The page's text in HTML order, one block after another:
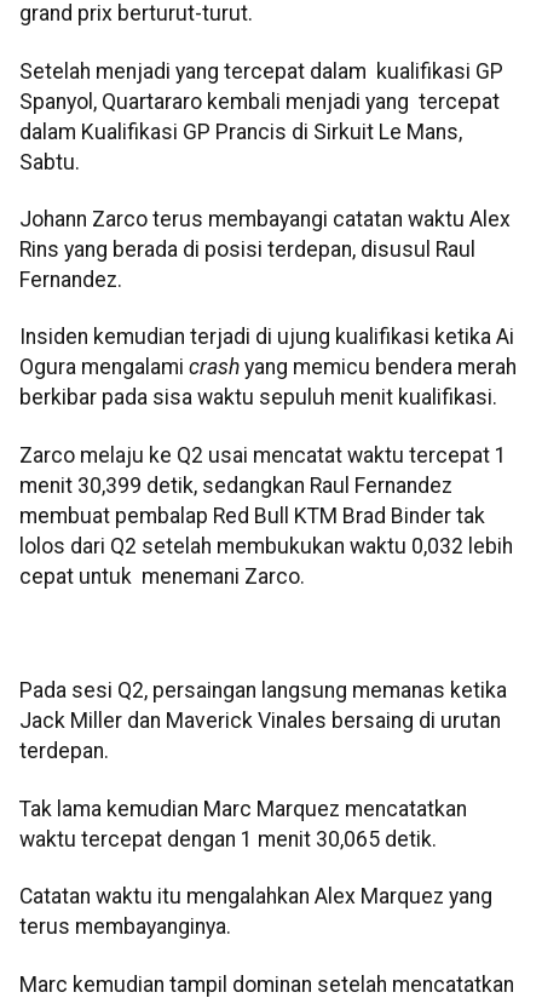
grand prix berturut-turut.
Setelah menjadi yang tercepat dalam kualifikasi GP
Spanyol, Quartararo kembali menjadi yang tercepat
dalam Kualifikasi GP Prancis di Sirkuit Le Mans,
Sabtu.
Johann Zarco terus membayangi catatan waktu Alex
Rins yang berada di posisi terdepan, disusul Raul
Fernandez.
Insiden kemudian terjadi di ujung kualifikasi ketika Ai
Ogura mengalami crash yang memicu bendera merah
berkibar pada sisa waktu sepuluh menit kualifikasi.
Zarco melaju ke Q2 usai mencatat waktu tercepat 1
menit 30,399 detik, sedangkan Raul Fernandez
membuat pembalap Red Bull KTM Brad Binder tak
lolos dari Q2 setelah membukukan waktu 0,032 lebih
cepat untuk menemani Zarco.
Pada sesi Q2, persaingan langsung memanas ketika
Jack Miller dan Maverick Vinales bersaing di urutan
terdepan.
Tak lama kemudian Marc Marquez mencatatkan
waktu tercepat dengan 1 menit 30,065 detik.
Catatan waktu itu mengalahkan Alex Marquez yang
terus membayanginya.
Marc kemudian tampil dominan setelah mencatatkan